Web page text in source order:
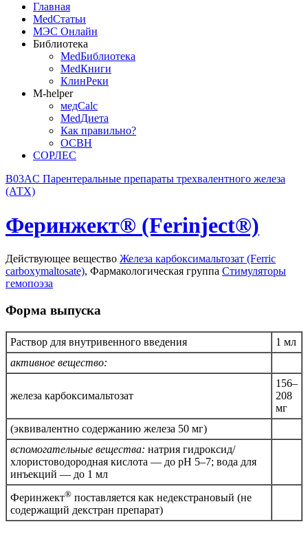
Главная
MedСтатьи
МЭС Онлайн
Библиотека
MedБиблиотека
MedКниги
КлинРеки
M-helper
медCalc
MedДиета
Как правильно?
ОСВН
СОРЛЕС
B03AC Парентеральные препараты трехвалентного железа
(АТХ)
Феринжект® (Ferinject®)
Действующее вещество Железа карбоксимальтозат (Ferric
carboxymaltosate), Фармакологическая группа Стимуляторы
гемопоэза
Форма выпуска
Раствор для внутривенного введения
1 мл
активное вещество:
железа карбоксимальтозат
156–
208
мг
(эквивалентно содержанию железа 50 мг)
вспомогательные вещества: натрия гидроксид/
хлористоводородная кислота — до pH 5–7; вода для
инъекций — до 1 мл
Феринжект® поставляется как недекстрановый (не
содержащий декстран препарат)